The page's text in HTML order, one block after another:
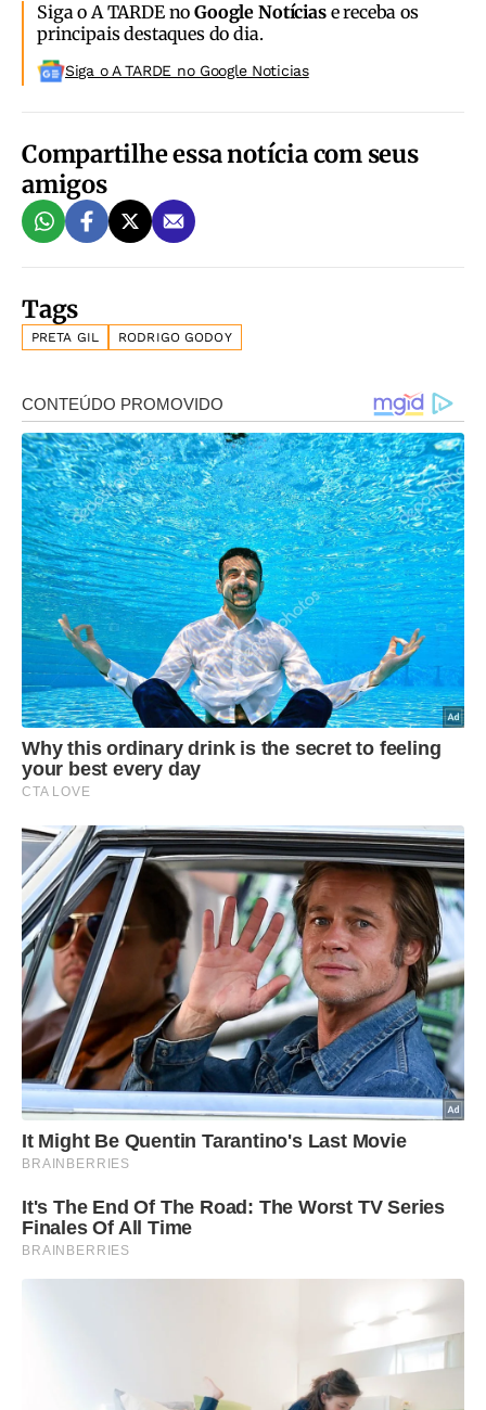
Siga o A TARDE noGoogle Notíciase receba os
principais destaques do dia.
Siga o A TARDE no Google Noticias
Compartilhe essa notícia com seus
amigos
Tags
PRETA GIL RODRIGO GODOY